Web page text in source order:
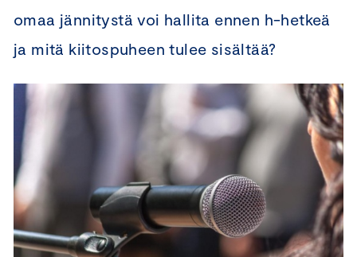
omaa jännitystä voi hallita ennen h-hetkeä
ja mitä kiitospuheen tulee sisältää?